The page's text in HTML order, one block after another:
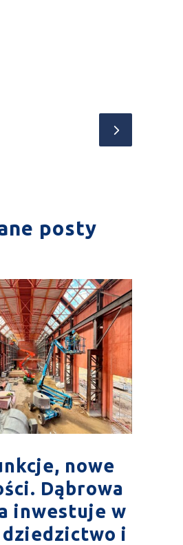
posty
nowe
Dąbrowa
inwestuje w
i